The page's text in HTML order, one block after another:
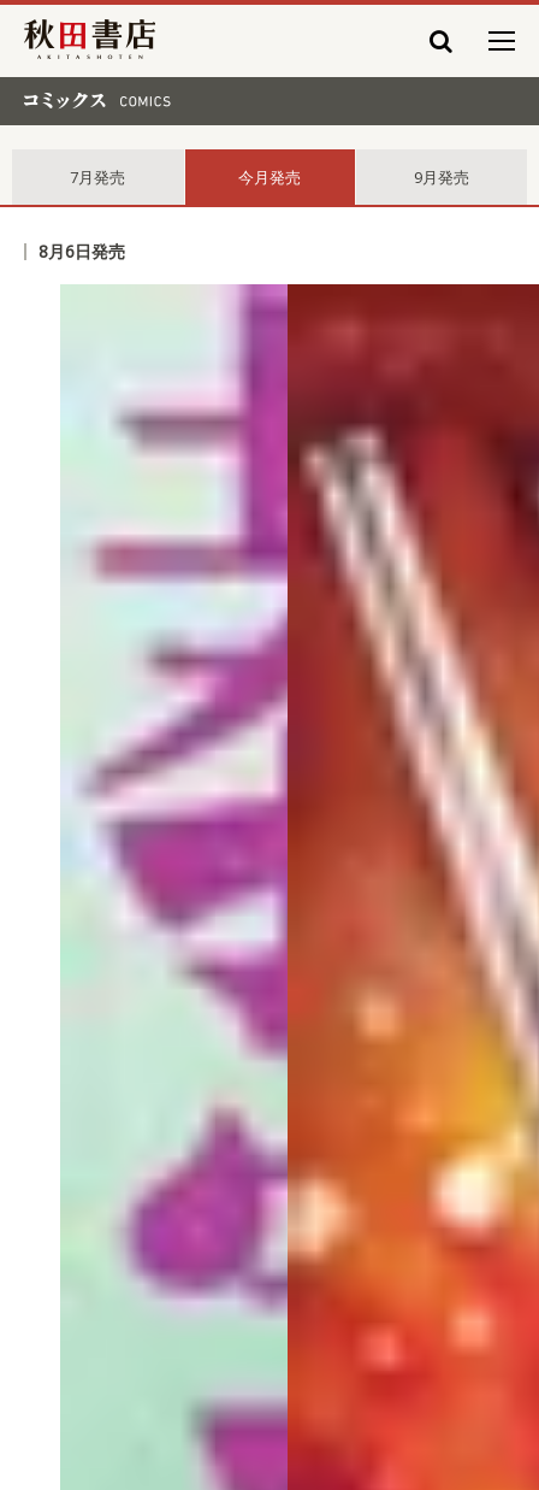
秋田書店
7月発売 今月発売 9月発売
8月6日発売